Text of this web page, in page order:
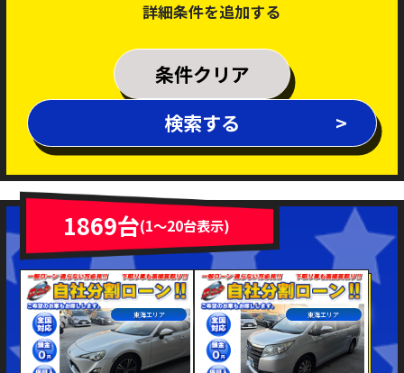
詳細条件を追加する
排気量
年式 ～
新着車両
条件クリア
検索する
1869台(1～20台表示)
東海エリア 東海エリア